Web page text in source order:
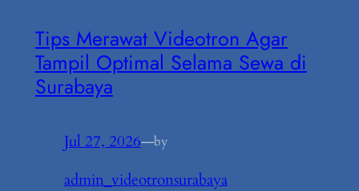
Tips Merawat Videotron Agar
Tampil Optimal Selama Sewa di
Surabaya
Jul 27, 2026—by
admin_videotronsurabaya